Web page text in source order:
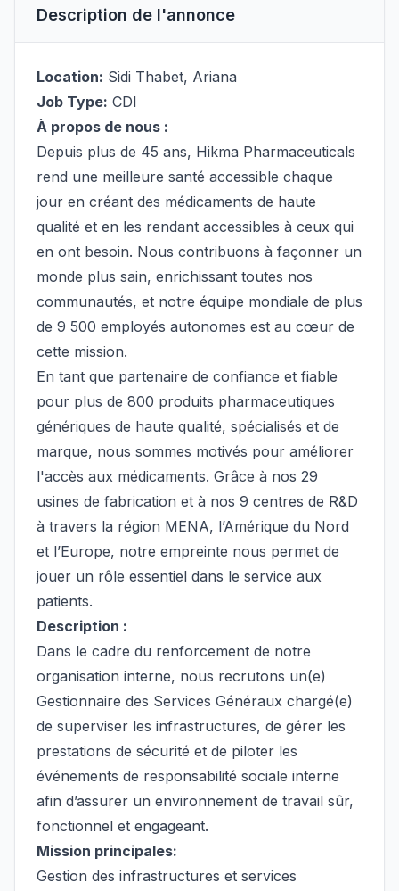
Description de l'annonce
Location: Sidi Thabet, Ariana
Job Type: CDI
À propos de nous :
Depuis plus de 45 ans, Hikma Pharmaceuticals
rend une meilleure santé accessible chaque
jour en créant des médicaments de haute
qualité et en les rendant accessibles à ceux qui
en ont besoin. Nous contribuons à façonner un
monde plus sain, enrichissant toutes nos
communautés, et notre équipe mondiale de plus
de 9 500 employés autonomes est au cœur de
cette mission.
En tant que partenaire de confiance et fiable
pour plus de 800 produits pharmaceutiques
génériques de haute qualité, spécialisés et de
marque, nous sommes motivés pour améliorer
l'accès aux médicaments. Grâce à nos 29
usines de fabrication et à nos 9 centres de R&D
à travers la région MENA, l’Amérique du Nord
et l’Europe, notre empreinte nous permet de
jouer un rôle essentiel dans le service aux
patients.
Description :
Dans le cadre du renforcement de notre
organisation interne, nous recrutons un(e)
Gestionnaire des Services Généraux chargé(e)
de superviser les infrastructures, de gérer les
prestations de sécurité et de piloter les
événements de responsabilité sociale interne
afin d’assurer un environnement de travail sûr,
fonctionnel et engageant.
Mission principales:
Gestion des infrastructures et services